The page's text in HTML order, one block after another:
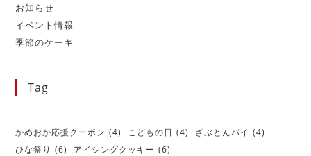
お知らせ
イベント情報
季節のケーキ
Tag
かめおか応援クーポン (4) こどもの日 (4) ざぶとんパイ (4)
ひな祭り (6) アイシングクッキー (6)